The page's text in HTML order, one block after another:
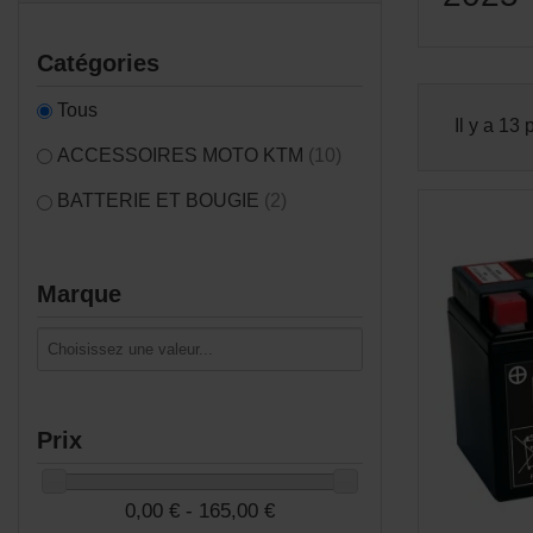
Catégories
Tous
ACCESSOIRES MOTO KTM (10)
BATTERIE ET BOUGIE (2)
Marque
Prix
0,00 € - 165,00 €
Il y a 13